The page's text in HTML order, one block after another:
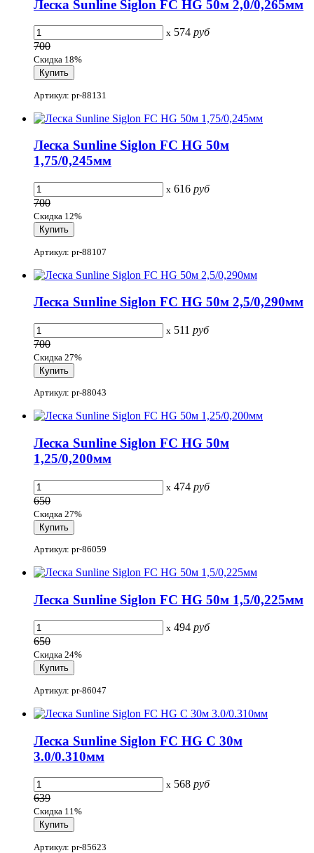
Леска Sunline Siglon FC HG 50м 2,0/0,265мм
x 574 руб
700
Скидка 18%
Артикул: pr-88131
Леска Sunline Siglon FC HG 50м
1,75/0,245мм
x 616 руб
700
Скидка 12%
Артикул: pr-88107
Леска Sunline Siglon FC HG 50м 2,5/0,290мм
x 511 руб
700
Скидка 27%
Артикул: pr-88043
Леска Sunline Siglon FC HG 50м
1,25/0,200мм
x 474 руб
650
Скидка 27%
Артикул: pr-86059
Леска Sunline Siglon FC HG 50м 1,5/0,225мм
x 494 руб
650
Скидка 24%
Артикул: pr-86047
Леска Sunline Siglon FC HG C 30м
3.0/0.310мм
x 568 руб
639
Скидка 11%
Артикул: pr-85623